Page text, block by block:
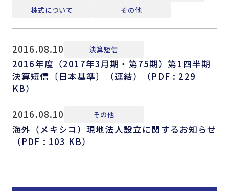
株式について
その他
2016.08.10 決算短信
2016年度（2017年3月期・第75期）第1四半期
決算短信〔日本基準〕（連結）（PDF : 229
KB）
2016.08.10 その他
海外（メキシコ）現地法人設立に関するお知らせ
（PDF : 103 KB）